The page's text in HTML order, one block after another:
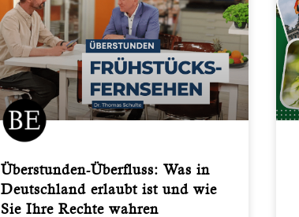
Überstunden-Überfluss: Was in
Deutschland erlaubt ist und wie
Sie Ihre Rechte wahren